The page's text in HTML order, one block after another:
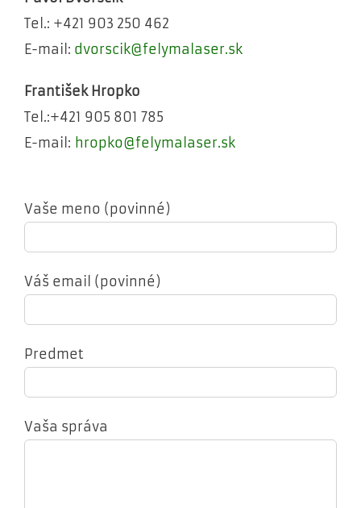
Tel.: +421 903 250 462
E-mail: dvorscik@felymalaser.sk
František Hropko
Tel.:+421 905 801 785
E-mail: hropko@felymalaser.sk
Vaše meno (povinné)
Váš email (povinné)
Predmet
Vaša správa